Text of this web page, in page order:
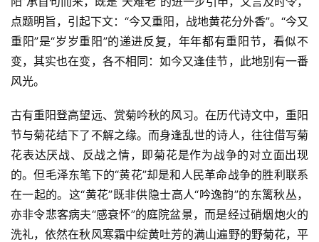
点题明旨，引起下文：“今又重阳，战地黄花分外香”。“今又
重阳”是“岁岁重阳”的递进反复，年年都有重阳节，看似不
变，其实也在变，各不相同：如今又逢佳节，此地别有一番
风光。
古有重阳登高望远、赏菊吟秋的风习。在历代诗文中，重阳
节与菊花结下了不解之缘。而身逢乱世的诗人，往往借写菊
花表达厌战、反战之情，即菊花是作为战争的对立面出现
的。但毛泽东笔下的“黄花”却是和人民革命战争的胜利联系
在一起的。这“黄花”既非供隐士高人“吟逸韵”的东篱秋丛，
亦非令悲客病夫“感衰怀”的庭院盆景，而是经过硝烟炮火的
洗礼，依然在秋风寒霜中绽黄吐芳的满山遍野的野菊花，平